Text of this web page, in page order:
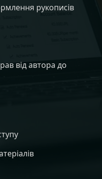
рукописів
від автора до